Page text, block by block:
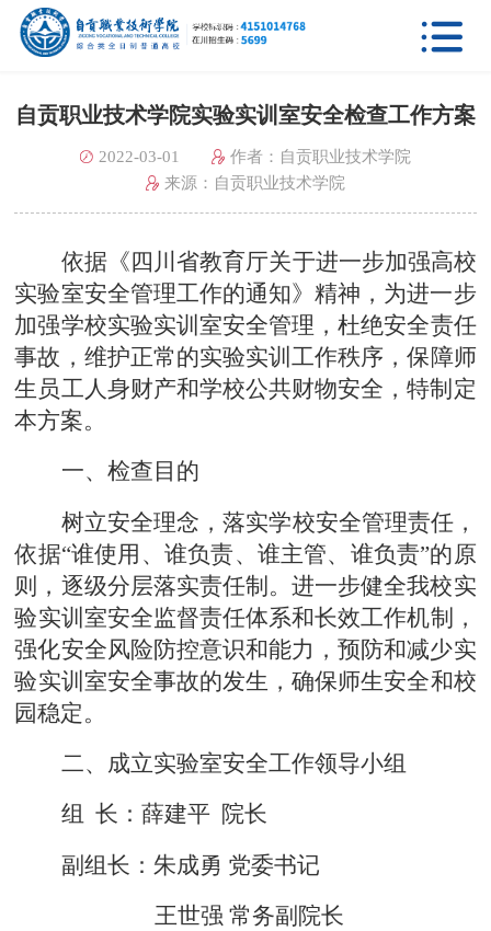

自贡职业技术学院实验实训室安全检查工作方案
2022-03-01
作者：自贡职业技术学院
来源：自贡职业技术学院
依据《四川省教育厅关于进一步加强高校
实验室安全管理工作的通知》精神，为进一步
加强学校实验实训 室安全管理，杜绝安全责任
事故，维护正常的实验实训工作秩序，保障师
生员工人身财产和学校公共财物安全，特制定
本方案。
一、检查目的
树立安全理念，落实学校安全管理责任，
依据“谁使用、谁负责、谁主管、谁负责”的原
则，逐级分层落实责任制。进一步健全我校实
验实训 室安全监督责任体系和长效工作机制，
强化安全风险防控意识和能力，预防和减少实
验实训 室安全事故的发生，确保师生安全和校
园稳定。
二、成立实验室安全工作领导小组
组 长：薛建平 院长
副组长：朱成勇 党委书记
王世强 常务副院长